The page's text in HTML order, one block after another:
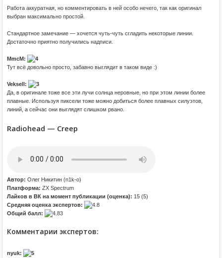
Работа аккуратная, но комментировать в ней особо нечего, так как оригинал
выбран максимально простой.
Стандартное замечание — хочется чуть-чуть сгладить некоторые линии.
Достаточно приятно получились надписи.
MmcM:
Тут всё довольно просто, забавно выглядит в таком виде :)
Veksell:
Да, в оригинале тоже все эти лучи солнца неровные, но при этом линии более
плавные. Используя пиксели тоже можно добиться более плавных силуэтов,
линий, а сейчас они выглядят слишком рвано.
Radiohead — Creep
Автор: Олег Никитин (n1k-o)
Платформа: ZX Spectrum
Лайков в ВК на момент публикации (оценка): 15 (5)
Средняя оценка экспертов:
Общий балл:
Комментарии экспертов:
nyuk: